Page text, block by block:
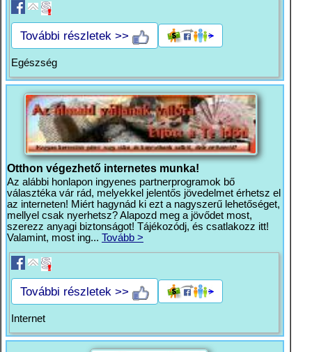
További részletek >>
Egészség
Otthon végezhető internetes munka!
Az alábbi honlapon ingyenes partnerprogramok bő
választéka vár rád, melyekkel jelentős jövedelmet érhetsz el
az interneten! Miért hagynád ki ezt a nagyszerű lehetőséget,
mellyel csak nyerhetsz? Alapozd meg a jövődet most,
szerezz anyagi biztonságot! Tájékozódj, és csatlakozz itt!
Valamint, most ing... Tovább >
További részletek >>
Internet